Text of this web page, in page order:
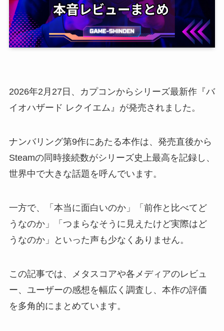
2026年2月27日、カプコンからシリーズ最新作『バ
イオハザード レクイエム』が発売されました。
ナンバリング第9作にあたる本作は、発売直後から
Steamの同時接続数がシリーズ史上最高を記録し、
世界中で大きな話題を呼んでいます。
一方で、「本当に面白いのか」「前作と比べてど
うなのか」「つまらなそうに見えたけど実際はど
うなのか」といった声も少なくありません。
この記事では、メタスコアや各メディアのレビュ
ー、ユーザーの感想を幅広く調査し、本作の評価
を多角的にまとめています。